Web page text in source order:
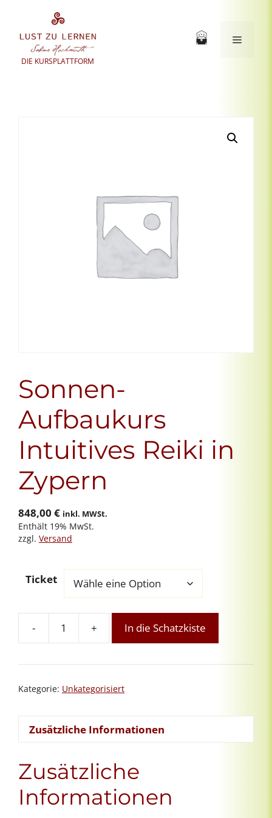
springen
DIE KURSPLATTFORM
Menü
Sonnen-
Aufbaukurs
Intuitives Reiki in
Zypern
848,00 € inkl. MWSt.
Enthält 19% MwSt.
zzgl. Versand
Ticket
-
Sonnen-
Intuitives
in
Menge
+ In die Schatzkiste
Kategorie: Unkategorisiert
Zusätzliche Informationen
Zusätzliche
Informationen